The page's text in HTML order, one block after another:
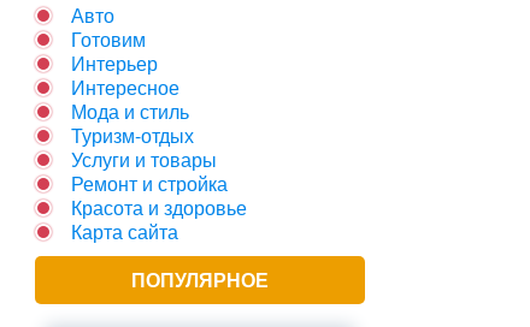
Авто
Готовим
Интерьер
Интересное
Мода и стиль
Туризм-отдых
Услуги и товары
Ремонт и стройка
Красота и здоровье
Карта сайта
ПОПУЛЯРНОЕ